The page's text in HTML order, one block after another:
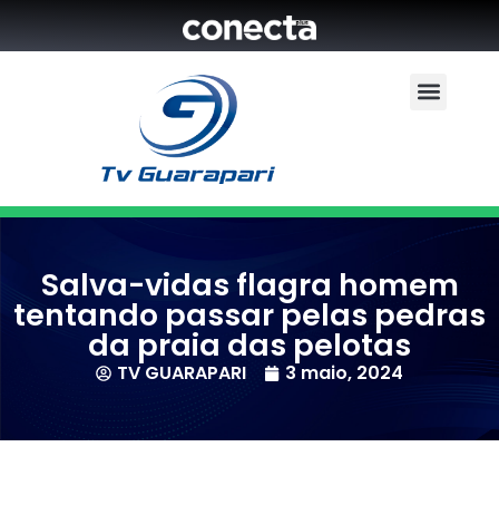
Salva-vidas flagra homem
tentando passar pelas pedras
da praia das pelotas
TV GUARAPARI 3 maio, 2024